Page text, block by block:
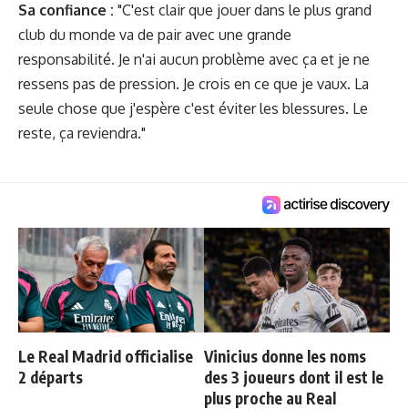
Sa confiance : "C'est clair que jouer dans le plus grand
club du monde va de pair avec une grande
responsabilité. Je n'ai aucun problème avec ça et je ne
ressens pas de pression. Je crois en ce que je vaux. La
seule chose que j'espère c'est éviter les blessures. Le
reste, ça reviendra."
Le Real Madrid officialise
2 départs
Vinicius donne les noms
des 3 joueurs dont il est le
plus proche au Real